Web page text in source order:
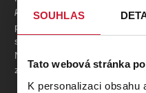
SOUHLAS
Tato webová stránka
K personalizaci obsahu
kletbypokoušejí najít
parodie psané pro Plzeň. Její
stylu satiry Monty Pythonů
Nebude chybět ani árie v
zaříkávání hadů.